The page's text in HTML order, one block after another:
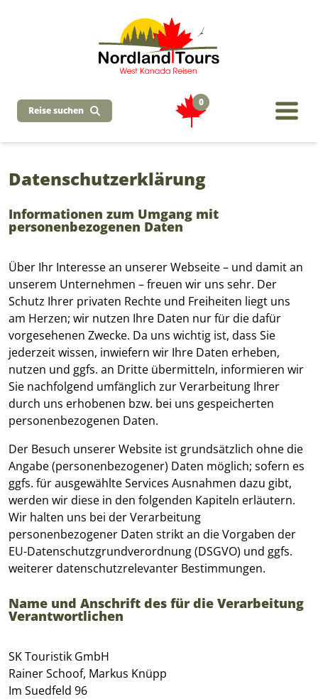
Reise suchen
0
Datenschutzerklärung
Informationen zum Umgang mit
personenbezogenen Daten
Über Ihr Interesse an unserer Webseite – und damit an
unserem Unternehmen – freuen wir uns sehr. Der
Schutz Ihrer privaten Rechte und Freiheiten liegt uns
am Herzen; wir nutzen Ihre Daten nur für die dafür
vorgesehenen Zwecke. Da uns wichtig ist, dass Sie
jederzeit wissen, inwiefern wir Ihre Daten erheben,
nutzen und ggfs. an Dritte übermitteln, informieren wir
Sie nachfolgend umfänglich zur Verarbeitung Ihrer
durch uns erhobenen bzw. bei uns gespeicherten
personenbezogenen Daten.
Der Besuch unserer Website ist grundsätzlich ohne die
Angabe (personenbezogener) Daten möglich; sofern es
ggfs. für ausgewählte Services Ausnahmen dazu gibt,
werden wir diese in den folgenden Kapiteln erläutern.
Wir halten uns bei der Verarbeitung
personenbezogener Daten strikt an die Vorgaben der
EU-Datenschutzgrundverordnung (DSGVO) und ggfs.
weiterer datenschutzrelevanter Bestimmungen.
Name und Anschrift des für die Verarbeitung
Verantwortlichen
SK Touristik GmbH
Rainer Schoof, Markus Knüpp
Im Suedfeld 96